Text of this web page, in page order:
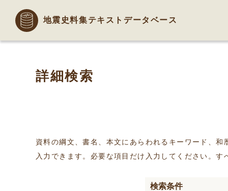
地震史料集テキストデータベース
詳細検索
資料の綱文、書名、本文にあらわれるキーワード、
入力できます。必要な項目だけ入力してください。
検索条件